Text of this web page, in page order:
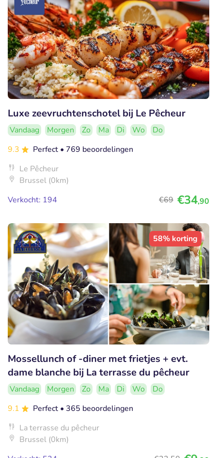
Luxe zeevruchtenschotel bij Le Pêcheur
Vandaag Morgen Zo Ma Di Wo
Do
9.3
Perfect • 769 beoordelingen
Le Pêcheur
Brussel (0km)
Verkocht: 194
€69 €34,90
58% korting
Mossellunch of -diner met frietjes + evt.
dame blanche bij La terrasse du pêcheur
Vandaag Morgen Zo Ma Di Wo
Do
9.1
Perfect • 365 beoordelingen
La terrasse du pêcheur
Brussel (0km)